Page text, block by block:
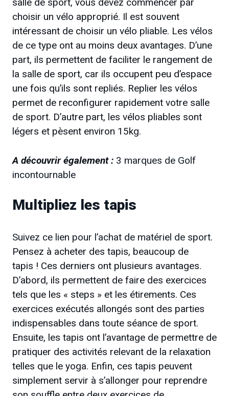
salle de sport, vous devez commencer par
choisir un vélo approprié. Il est souvent
intéressant de choisir un vélo pliable. Les vélos
de ce type ont au moins deux avantages. D’une
part, ils permettent de faciliter le rangement de
la salle de sport, car ils occupent peu d’espace
une fois qu’ils sont repliés. Replier les vélos
permet de reconfigurer rapidement votre salle
de sport. D’autre part, les vélos pliables sont
légers et pèsent environ 15kg.
A découvrir également : 3 marques de Golf
incontournable
Multipliez les tapis
Suivez ce lien pour l’achat de matériel de sport.
Pensez à acheter des tapis, beaucoup de
tapis ! Ces derniers ont plusieurs avantages.
D’abord, ils permettent de faire des exercices
tels que les « steps » et les étirements. Ces
exercices exécutés allongés sont des parties
indispensables dans toute séance de sport.
Ensuite, les tapis ont l’avantage de permettre de
pratiquer des activités relevant de la relaxation
telles que le yoga. Enfin, ces tapis peuvent
simplement servir à s’allonger pour reprendre